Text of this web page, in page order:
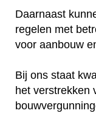
Daarnaast
regelen met
voor aanbouw
Bij ons staat
het verstrekken